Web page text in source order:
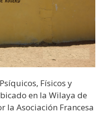
Físicos y
en la Wilaya de
la Asociación Francesa